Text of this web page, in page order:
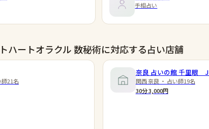
手相占い
ハートオラクル 数秘術に対応する占い店舗
師21名
奈良 占いの館 千里眼
関西 奈良 ・ 占い師19名
30分 3,000円